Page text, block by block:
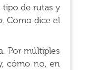
tipo de rutas y
Como dice el
Por múltiples
cómo no, en